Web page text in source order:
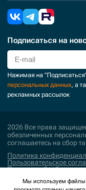
Подписаться на
Нажимая на
персональных данных, а
рекламных рассылок
2026 Все права
обезличенных
соглашаетесь на сбор
Политика
Пользовательское
Политика обработки
Мы используем